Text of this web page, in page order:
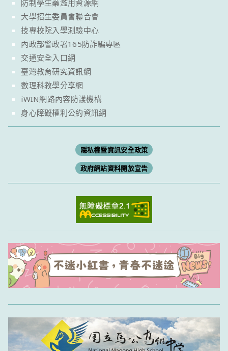
防制學生藥濫用資源網
大學招生委員會聯合會
技專校院入學測驗中心
內政部警政署165防詐騙專區
交通安全入口網
臺灣教育研究資訊網
數理科教學分享網
iWIN網路內容防護機構
身心障礙權利公約資訊網
隱私權暨資訊安全政策
政府網站資料開放宣告